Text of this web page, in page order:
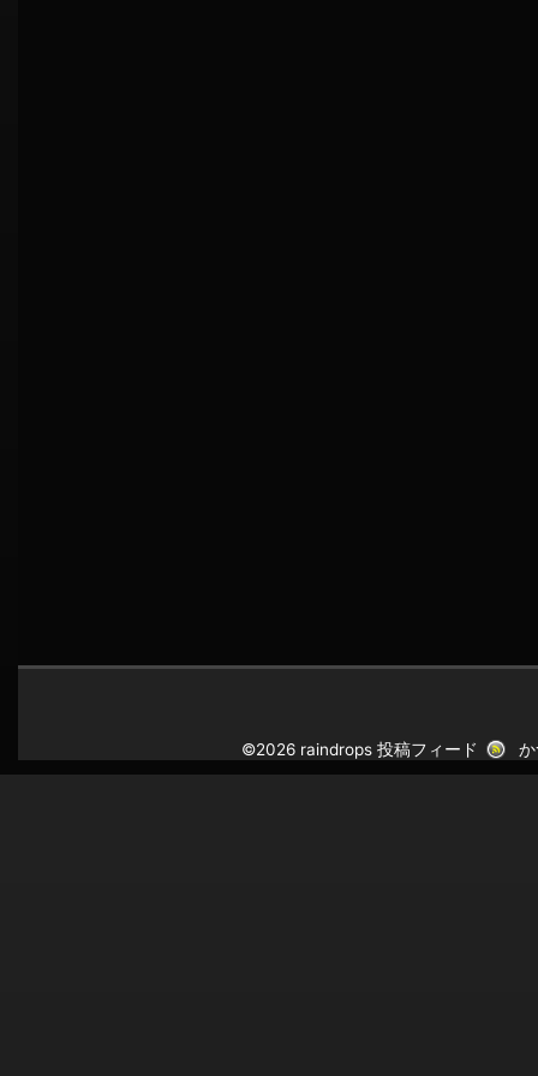
©2026 raindrops投稿フィード